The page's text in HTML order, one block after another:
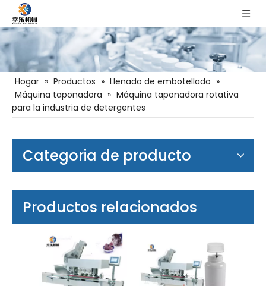
Hogar » Productos » Llenado de embotellado »
Máquina taponadora » Máquina taponadora rotativa
para la industria de detergentes
Categoria de producto
Productos relacionados